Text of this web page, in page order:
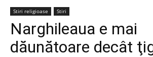
Stiri religioase Stiri
Narghileaua e mai
dăunătoare decât